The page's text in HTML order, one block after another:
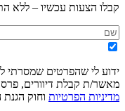
קבלו הצעות עכשיו – ללא
ידוע לי שהפרטים שמסרתי
מאשר/ת קבלת דיוורים,
מדיניות הפרטיות וחוק הגנת